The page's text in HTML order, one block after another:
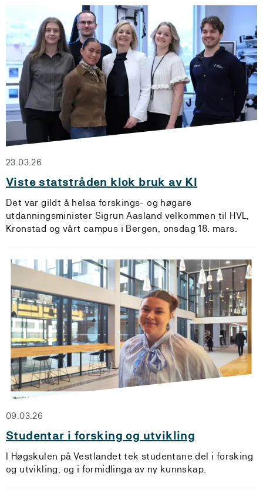
23.03.26
Viste statstråden klok bruk av KI
Det var gildt å helsa forskings- og høgare
utdanningsminister Sigrun Aasland velkommen til HVL,
Kronstad og vårt campus i Bergen, onsdag 18. mars.
09.03.26
Studentar i forsking og utvikling
I Høgskulen på Vestlandet tek studentane del i forsking
og utvikling, og i formidlinga av ny kunnskap.